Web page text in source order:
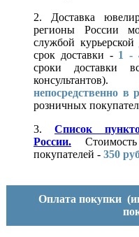
2. Доставка
регионы России
службой
срок доставки - 1 -
сроки доставки
консультантов).
непосредственно в
розничных
3. Список
России.
покупателей - 350
Оплата покупки